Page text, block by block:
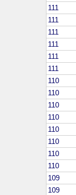
111
111
111
111
111
111
110
110
110
110
110
110
110
110
109
109